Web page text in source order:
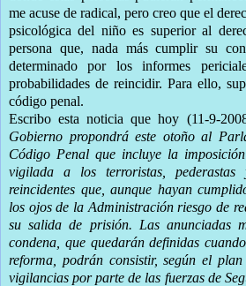
me acuse de radical, pero creo que el
psicológica del niño es superior al
persona que, nada más cumplir su
determinado por los informes
probabilidades de reincidir. Para ello,
código penal.
Escribo esta noticia que hoy (11-9-
Gobierno propondrá este otoño al
Código Penal que incluye la
vigilada a los terroristas, pederastas
reincidentes que, aunque hayan
los ojos de la Administración riesgo de
su salida de prisión. Las anunciadas
condena, que quedarán definidas
reforma, podrán consistir, según el
vigilancias por parte de las fuerzas de